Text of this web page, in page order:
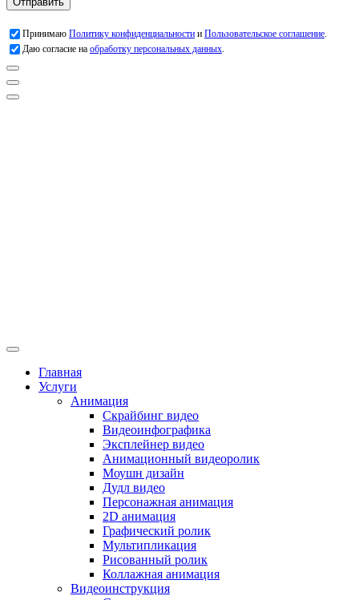
Принимаю Политику конфиденциальности и Пользовательское соглашение.
Даю согласие на обработку персональных данных.
Главная
Услуги
Анимация
Скрайбинг видео
Видеоинфографика
Эксплейнер видео
Анимационный видеоролик
Моушн дизайн
Дудл видео
Персонажная анимация
2D анимация
Графический ролик
Мультипликация
Рисованный ролик
Коллажная анимация
Видеоинструкция